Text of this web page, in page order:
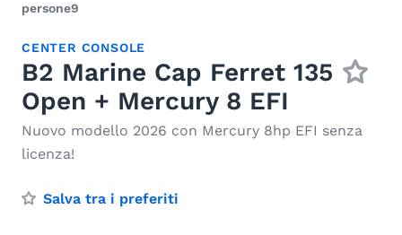
persone9
CENTER CONSOLE
B2 Marine Cap Ferret 135
Open + Mercury 8 EFI
Nuovo modello 2026 con Mercury 8hp EFI senza
licenza!
Salva tra i preferiti